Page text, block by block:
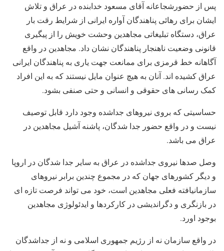
پس از حضورشجاعانه آقای مسعود خدابنده در عراق و تلاش
ایشان برای رهائی پناهندگان آواره ایرانی از شرایط رقت بار
عراق، دستگاه تبلیغاتی مجاهدین وحشت خویش را از پیگیری
قانونی وضعیت ناهنجار پناهندگان نشان داد. مجاهدین در واقع
آگاهانه خط قرمزی برای ممانعت جهت یاری به پناهندگان ایرانی
عراق کشیده اند. آنان به هیچ عنوان مایل نیستند که به این افراد
کمک رسانی های حقوقی و انسانی و حتی صنفی بشود.
حساسیتی که بروی نیروهای جداشده وجود دارد قابل توصیف
نیست و در واقع حضور جدا شدگان، پاشنه آشیل مجاهدین در
عراق می باشد.
وصل صدها نیروی جداشده در عراق به سایر جدا شدگان در اروپا
و دیگر کشورهای جهان که در مجموع چندین برابر نیروهای
سازمانیافته فعلی مجاهدین است، خود می تواند فرصت تازه ای
در بازنگری و دگراندیشی در کارکردها و ایدئولوژی مجاهدین
بوجود اورد.
در واقع سازمان نه از رژیم جمهوری اسلامی و نه از جداشدگان